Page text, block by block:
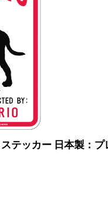
テッカー 日本製：プ